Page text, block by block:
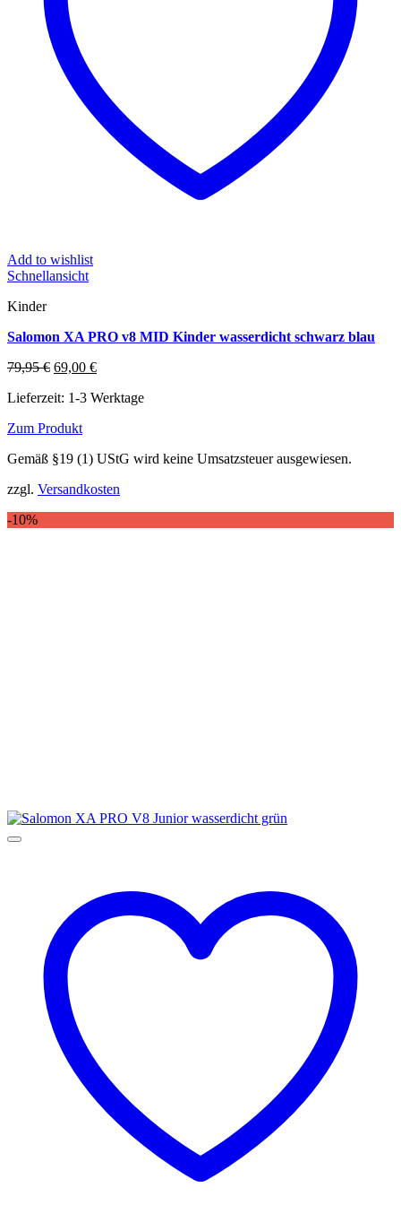
Add to wishlist
Schnellansicht
Kinder
Salomon XA PRO v8 MID Kinder wasserdicht schwarz blau
79,95€ Ursprünglicher
war:
69,00 €Aktueller
ist:
Lieferzeit: 1-3 Werktage
Zum Produkt
Produkt
mehrere
auf.
Gemäß §19 (1) UStG wird keine Umsatzsteuer ausgewiesen.
zzgl. Versandkosten
-10%